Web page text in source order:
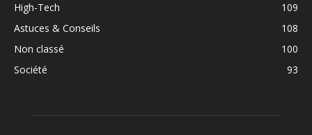
High-Tech
109
Astuces & Conseils
108
Non classé
100
Société
93